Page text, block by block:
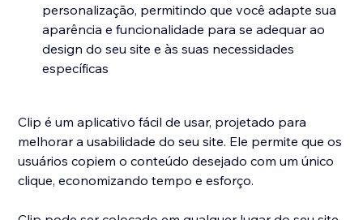
personalização, permitindo que você adapte sua
aparência e funcionalidade para se adequar ao
design do seu site e às suas necessidades
específicas
Clip é um aplicativo fácil de usar, projetado para
melhorar a usabilidade do seu site. Ele permite que os
usuários copiem o conteúdo desejado com um único
clique, economizando tempo e esforço.